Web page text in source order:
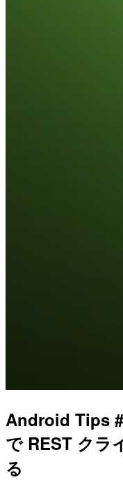
Android Tips
で REST クラ
る